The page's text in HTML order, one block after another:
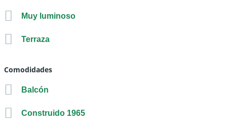
Muy luminoso
Terraza
Comodidades
Balcón
Construido 1965